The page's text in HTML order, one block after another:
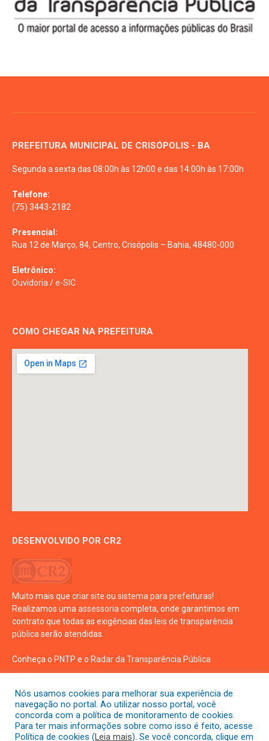
PREFEITURA MUNICIPAL DE CRISÓPOLIS - BA
Segunda a sexta das 08:00h às 12h00 e das 14:00h às 17:00h
Telefone:
(75) 3443-2182
Presencial:
Rua 12 de Março, 84, Centro, Crisópolis – Bahia, 48480-000
Eletrônico:
Ouvidoria /e-SIC
COMO CHEGAR NA PREFEITURA
DESENVOLVIDO POR CR2
Muito mais que criar site ou sistema para prefeituras!
Realizamos uma assessoria completa, onde garantimos em
contrato que todas as exigências das leis de transparência
pública serão atendidas.
Conheça o PNTP e o Radar da Transparência Pública
Todos os direitos reservados a prefeitura de Crisópolis
Nós usamos cookies para melhorar sua experiência de
navegação no portal. Ao utilizar nosso portal, você
concorda com a política de monitoramento de cookies.
Para ter mais informações sobre como isso é feito, acesse
Política de cookies (Leia mais). Se você concorda, clique em